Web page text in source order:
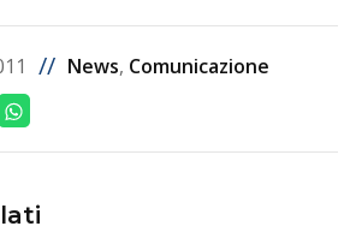
// News, Comunicazione